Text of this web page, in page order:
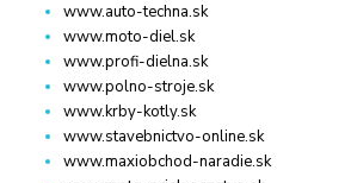
www.auto-techna.sk
www.moto-diel.sk
www.profi-dielna.sk
www.polno-stroje.sk
www.krby-kotly.sk
www.stavebnictvo-online.sk
www.maxiobchod-naradie.sk